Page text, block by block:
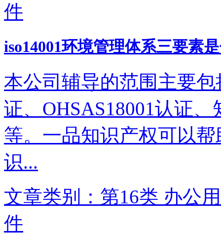
件
iso14001环境管理体系三要素
本公司辅导的范围主要包
证、OHSAS18001认证
等。一品知识产权可以
识...
文章类别：第16类 办公
件